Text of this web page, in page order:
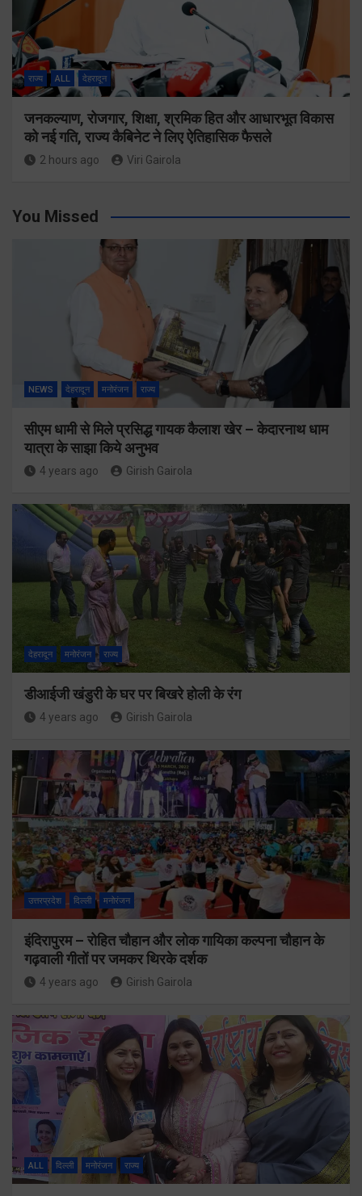
राज्य ALL देहरादून
जनकल्याण, रोजगार, शिक्षा, श्रमिक हित और आधारभूत विकास
को नई गति, राज्य कैबिनेट ने लिए ऐतिहासिक फैसले
2 hours ago Viri Gairola
You Missed
NEWS देहरादून मनोरंजन राज्य
सीएम धामी से मिले प्रसिद्ध गायक कैलाश खेर – केदारनाथ धाम
यात्रा के साझा किये अनुभव
4 years ago Girish Gairola
देहरादून मनोरंजन राज्य
डीआईजी खंडुरी के घर पर बिखरे होली के रंग
4 years ago Girish Gairola
उत्तरप्रदेश दिल्ली मनोरंजन
इंदिरापुरम – रोहित चौहान और लोक गायिका कल्पना चौहान के
गढ़वाली गीतों पर जमकर थिरके दर्शक
4 years ago Girish Gairola
ALL दिल्ली मनोरंजन राज्य